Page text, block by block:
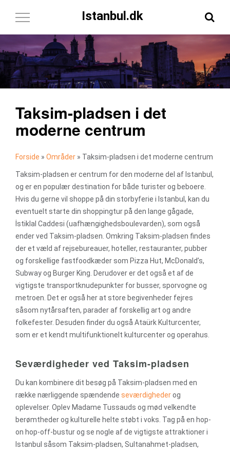
Istanbul.dk
Toggle
Taksim-pladsen i det
moderne centrum
Forside » Områder » Taksim-pladsen i det moderne centrum
Taksim-pladsen er centrum for den moderne del af Istanbul,
og er en populær destination for både turister og beboere.
Hvis du gerne vil shoppe på din storbyferie i Istanbul, kan du
eventuelt starte din shoppingtur på den lange gågade,
İstiklal Caddesi (uafhængighedsboulevarden), som også
ender ved Taksim-pladsen. Omkring Taksim-pladsen findes
der et væld af rejsebureauer, hoteller, restauranter, pubber
og forskellige fastfoodkæder som Pizza Hut, McDonald’s,
Subway og Burger King. Derudover er det også et af de
vigtigste transportknudepunkter for busser, sporvogne og
metroen. Det er også her at store begivenheder fejres
såsom nytårsaften, parader af forskellig art og andre
folkefester. Desuden finder du også Ataürk Kulturcenter,
som er et kendt multifunktionelt kulturcenter og operahus.
Seværdigheder ved Taksim-pladsen
Du kan kombinere dit besøg på Taksim-pladsen med en
række nærliggende spændende seværdighederog
oplevelser. Oplev Madame Tussauds og mød velkendte
berømtheder og kulturelle helte støbt i voks. Tag på en hop-
on hop-off-bustur og se nogle af de vigtigste attraktioner i
Istanbul såsom Taksim-pladsen, Sultanahmet-pladsen,